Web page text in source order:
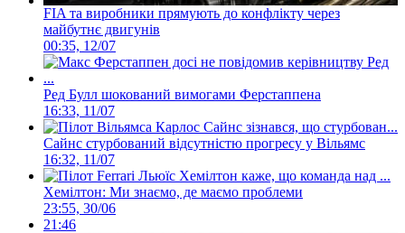
FIA та виробники прямують до конфлікту через
майбутнє двигунів
00:35, 12/07
Ред Булл шокований вимогами Ферстаппена
16:33, 11/07
Сайнс стурбований відсутністю прогресу у Вільямс
16:32, 11/07
Хемілтон: Ми знаємо, де маємо проблеми
23:55, 30/06
21:46